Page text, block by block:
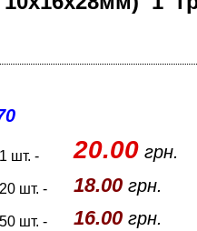
шт. - 20.00грн.
шт. - 18.00грн.
шт. - 16.00грн.